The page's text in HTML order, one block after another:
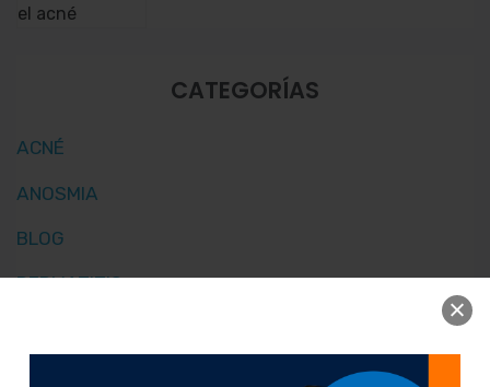
CATEGORÍAS
ACNÉ
ANOSMIA
BLOG
DERMATITIS